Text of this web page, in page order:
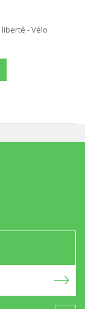
- Vélo